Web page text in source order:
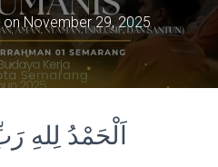
A
onNovember 29, 2025
اَلْحَمْدُ لِلهِ